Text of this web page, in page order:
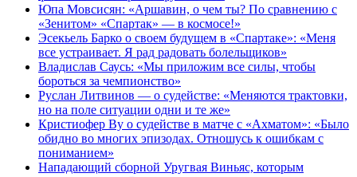
Юпа Мовсисян: «Аршавин, о чем ты? По сравнению с
«Зенитом» «Спартак» — в космосе!»
Эсекьель Барко о своем будущем в «Спартаке»: «Меня
все устраивает. Я рад радовать болельщиков»
Владислав Саусь: «Мы приложим все силы, чтобы
бороться за чемпионство»
Руслан Литвинов — о судействе: «Меняются трактовки,
но на поле ситуации одни и те же»
Кристиофер Ву о судействе в матче с «Ахматом»: «Было
обидно во многих эпизодах. Отношусь к ошибкам с
пониманием»
Нападающий сборной Уругвая Виньяс, которым